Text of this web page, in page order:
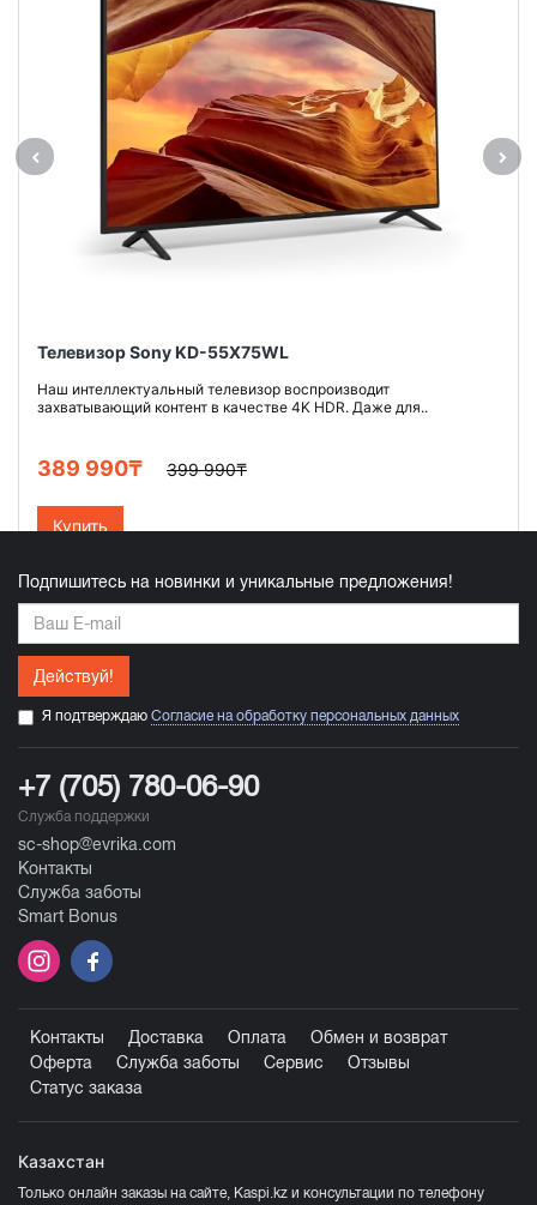
Телевизор Sony KD-55X75WL
Наш интеллектуальный телевизор воспроизводит
захватывающий контент в качестве 4K HDR. Даже для..
389 990₸ 399 990₸
Купить
Подпишитесь на новинки и уникальные предложения!
Действуй!
Я подтверждаю Согласие на обработку персональных данных
+7 (705) 780-06-90
Служба поддержки
sc-shop@evrika.com
Контакты
Служба заботы
Smart Bonus
Контакты Доставка Оплата
Обмен и возврат
Оферта
Служба заботы Сервис
Отзывы
Статус заказа
Казахстан
Только онлайн заказы на сайте, Kaspi.kz и консультации по телефону